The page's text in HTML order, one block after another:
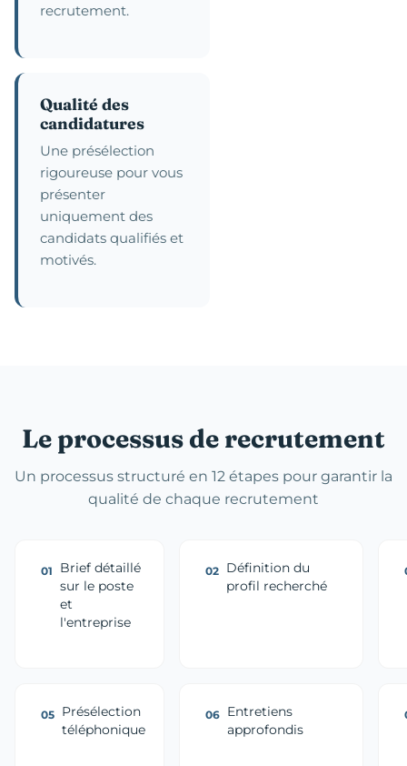
recrutement.
Qualité des
candidatures
Une présélection
rigoureuse pour vous
présenter
uniquement des
candidats qualifiés et
motivés.
Le processus de recrutement
Un processus structuré en 12 étapes pour garantir la
qualité de chaque recrutement
01
Brief détaillé
sur le poste
et
l'entreprise
02 Définition du
profil recherché
05 Présélection
téléphonique
06 Entretiens
approfondis